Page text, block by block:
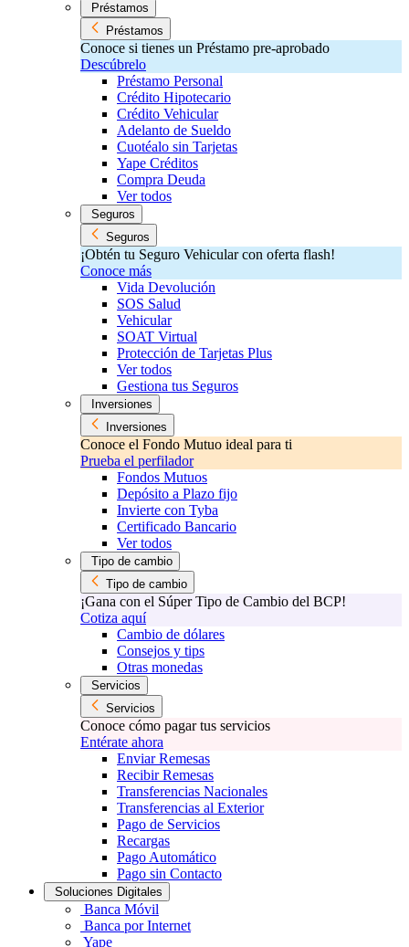
Préstamos
Préstamos
Conoce si tienes un Préstamo pre-aprobado
Descúbrelo
Préstamo Personal
Crédito Hipotecario
Crédito Vehicular
Adelanto de Sueldo
Cuotéalo sin Tarjetas
Yape Créditos
Compra Deuda
Ver todos
Seguros
Seguros
¡Obtén tu Seguro Vehicular con oferta flash!
Conoce más
Vida Devolución
SOS Salud
Vehicular
SOAT Virtual
Protección de Tarjetas Plus
Ver todos
Gestiona tus Seguros
Inversiones
Inversiones
Conoce el Fondo Mutuo ideal para ti
Prueba el perfilador
Fondos Mutuos
Depósito a Plazo fijo
Invierte con Tyba
Certificado Bancario
Ver todos
Tipo de cambio
Tipo de cambio
¡Gana con el Súper Tipo de Cambio del BCP!
Cotiza aquí
Cambio de dólares
Consejos y tips
Otras monedas
Servicios
Servicios
Conoce cómo pagar tus servicios
Entérate ahora
Enviar Remesas
Recibir Remesas
Transferencias Nacionales
Transferencias al Exterior
Pago de Servicios
Recargas
Pago Automático
Pago sin Contacto
Soluciones Digitales
Banca Móvil
Banca por Internet
Yape